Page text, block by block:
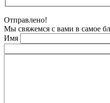
Отправлено!
Мы свяжемся с вами в самое
Имя